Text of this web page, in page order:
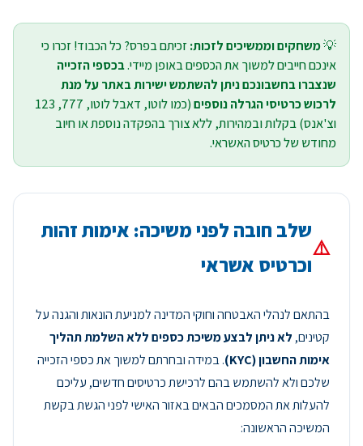
💡משחקים וממשיכים לזכות:זכיתם בפרס? כל הכבוד! זכרו כי
אינכם חייבים למשוך את הכספים באופן מיידי.בכספי הזכייה
שנצברו בחשבונכם ניתן להשתמש ישירות באתר על מנת
לרכוש כרטיסי הגרלה נוספים
(כמו לוטו, דאבל לוטו, 777, 123
וצ'אנס) בקלות ובמהירות, ללא צורך בהפקדה נוספת או חיוב
מחודש של כרטיס האשראי.
⚠️
שלב חובה לפני משיכה: אימות זהות
וכרטיס אשראי
בהתאם לנהלי האבטחה וחוקי המדינה למניעת הונאות והגנה על
קטינים, לא ניתן לבצע משיכת כספים ללא השלמת תהליך
אימות החשבון (KYC)
. במידה ובחרתם למשוך את כספי הזכייה
שלכם ולא להשתמש בהם לרכישת כרטיסים חדשים, עליכם
להעלות את המסמכים הבאים באזור האישי לפני הגשת בקשת
המשיכה הראשונה: